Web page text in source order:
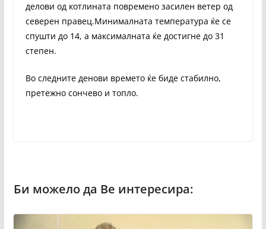
делови од котлината повремено засилен ветер од
северен правец.Минималната температура ќе се
спушти до 14, а максималната ќе достигне до 31
степен.
Во следните денови времето ќе биде стабилно,
претежно сончево и топло.